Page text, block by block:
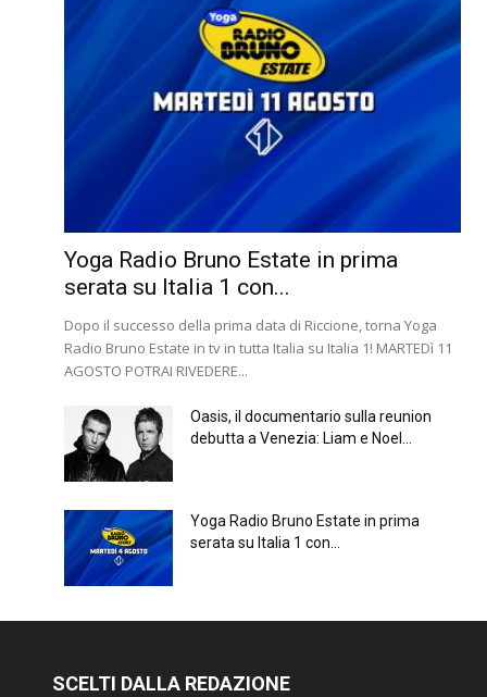
Yoga Radio Bruno Estate in prima
serata su Italia 1 con...
Dopo il successo della prima data di Riccione, torna Yoga
Radio Bruno Estate in tv in tutta Italia su Italia 1! MARTEDì 11
AGOSTO POTRAI RIVEDERE...
Oasis, il documentario sulla reunion
debutta a Venezia: Liam e Noel...
Yoga Radio Bruno Estate in prima
serata su Italia 1 con...
SCELTI DALLA REDAZIONE